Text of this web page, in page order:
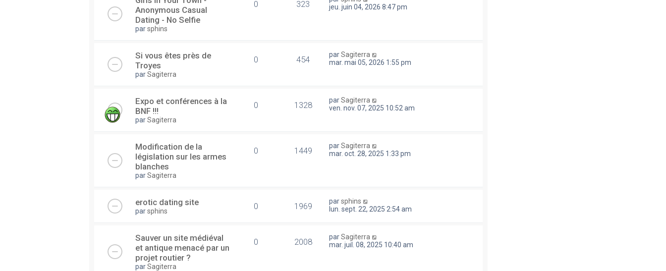
Anonymous Casual
Dating - No Selfie
parsphins
0 323
jeu. juin 04, 2026 8:47 pm
Si vous êtes près de
Troyes
parSagiterra
0 454 parSagiterra
mar. mai 05, 2026 1:55 pm
Expo et conférences à la
BNF !!!
parSagiterra
0 1328 parSagiterra
ven. nov. 07, 2025 10:52 am
Modification de la
législation sur les armes
blanches
parSagiterra
0 1449 parSagiterra
mar. oct. 28, 2025 1:33 pm
erotic dating site
parsphins 0 1969 parsphins
lun. sept. 22, 2025 2:54 am
Sauver un site médiéval
et antique menacé par un
projet routier ?
parSagiterra
0 2008 parSagiterra
mar. juil. 08, 2025 10:40 am